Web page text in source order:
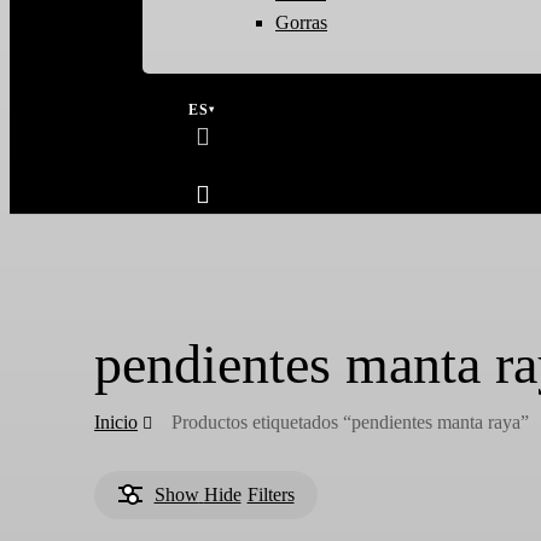
Gorras
ES▾
pendientes manta
Inicio Productos etiquetados “pendientes manta raya”
Show Hide Filters